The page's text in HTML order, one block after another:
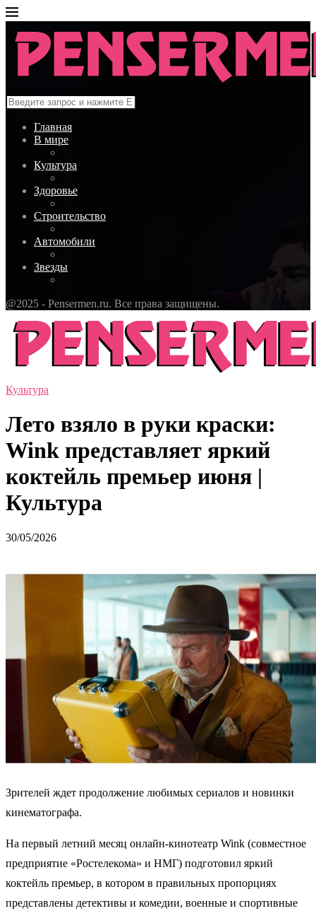
Главная
В мире
Культура
Здоровье
Строительство
Автомобили
Звезды
@2025 - Pensermen.ru. Все права защищены.
Культура
Лето взяло в руки краски:
Wink представляет яркий
коктейль премьер июня |
Культура
30/05/2026
Зрителей ждет продолжение любимых сериалов и новинки
кинематографа.
На первый летний месяц онлайн-кинотеатр Wink (совместное
предприятие «Ростелекома» и НМГ) подготовил яркий
коктейль премьер, в котором в правильных пропорциях
представлены детективы и комедии, военные и спортивные